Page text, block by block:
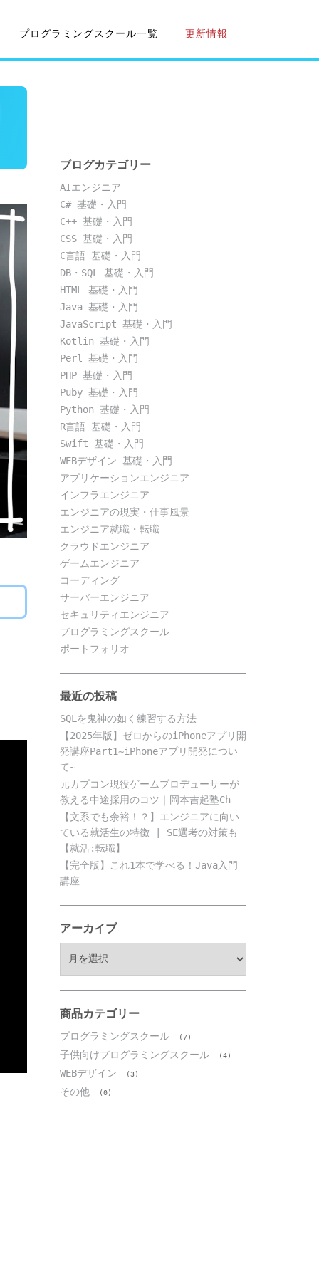
プログラミングスクール一覧 更新情報
ブログカテゴリー
AIエンジニア
C# 基礎・入門
C++ 基礎・入門
CSS 基礎・入門
C言語 基礎・入門
DB・SQL 基礎・入門
HTML 基礎・入門
Java 基礎・入門
JavaScript 基礎・入門
Kotlin 基礎・入門
Perl 基礎・入門
PHP 基礎・入門
Puby 基礎・入門
Python 基礎・入門
R言語 基礎・入門
Swift 基礎・入門
WEBデザイン 基礎・入門
アプリケーションエンジニア
インフラエンジニア
エンジニアの現実・仕事風景
エンジニア就職・転職
クラウドエンジニア
ゲームエンジニア
コーディング
サーバーエンジニア
セキュリティエンジニア
プログラミングスクール
ポートフォリオ
最近の投稿
SQLを鬼神の如く練習する方法
【2025年版】ゼロからのiPhoneアプリ開
発講座Part1~iPhoneアプリ開発につい
て~
元カプコン現役ゲームプロデューサーが
教える中途採用のコツ｜岡本吉起塾Ch
【文系でも余裕！？】エンジニアに向い
ている就活生の特徴 | SE選考の対策も
【就活:転職】
【完全版】これ1本で学べる！Java入門
講座
アーカイブ
ブ
商品カテゴリー
プログラミングスクール (7)
子供向けプログラミングスクール (4)
WEBデザイン (3)
その他 (0)